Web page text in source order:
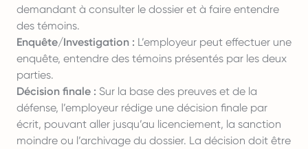
demandant à consulter le dossier et à faire entendre
des témoins.
Enquête/Investigation : L’employeur peut effectuer une
enquête, entendre des témoins présentés par les deux
parties.
Décision finale : Sur la base des preuves et de la
défense, l’employeur rédige une décision finale par
écrit, pouvant aller jusqu’au licenciement, la sanction
moindre ou l’archivage du dossier. La décision doit être